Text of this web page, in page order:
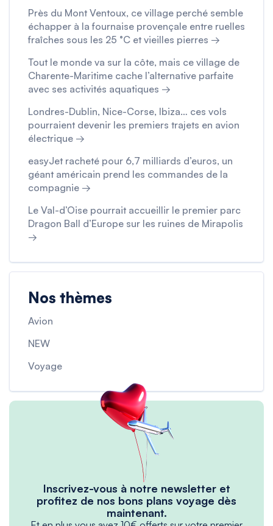
Près du Mont Ventoux, ce village perché semble
échapper à la fournaise provençale entre ruelles
fraîches sous les 25 °C et vieilles pierres →
Tout le monde va sur la côte, mais ce village de
Charente-Maritime cache l’alternative parfaite
avec ses activités aquatiques →
Londres-Dublin, Nice-Corse, Ibiza… ces vols
pourraient devenir les premiers trajets en avion
électrique →
easyJet racheté pour 6,7 milliards d’euros, un
géant américain prend les commandes de la
compagnie →
Le Val-d’Oise pourrait accueillir le premier parc
Dragon Ball d’Europe sur les ruines de Mirapolis
→
Nos thèmes
Avion
NEW
Voyage
Inscrivez-vous à notre newsletter et
profitez de nos bons plans voyage dès
maintenant.